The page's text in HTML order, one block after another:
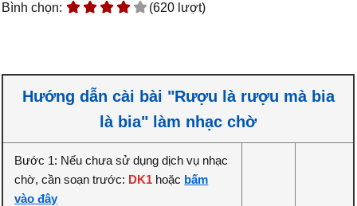
Bình chọn:
(620 lượt)
Hướng dẫn cài bài "Rượu là rượu mà bia
là bia" làm nhạc chờ
Bước 1: Nếu chưa sử dụng dịch vụ nhạc
chờ, cần soạn trước: DK1 hoặc bấm
vào đây